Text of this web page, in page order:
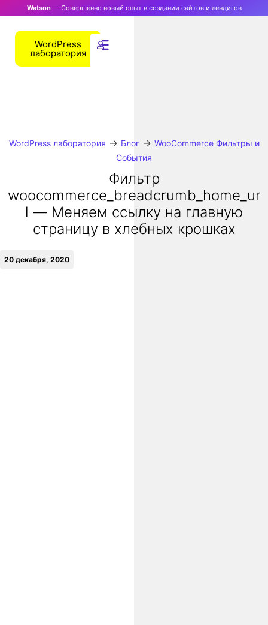
Watson— Совершенно новый опыт в создании сайтов и лендигов
WordPress
лаборатория
WordPress лаборатория → Блог→ WooCommerce Фильтры и
События
Фильтр
woocommerce_breadcrumb_home_ur
l — Меняем ссылку на главную
страницу в хлебных крошках
20 декабря, 2020